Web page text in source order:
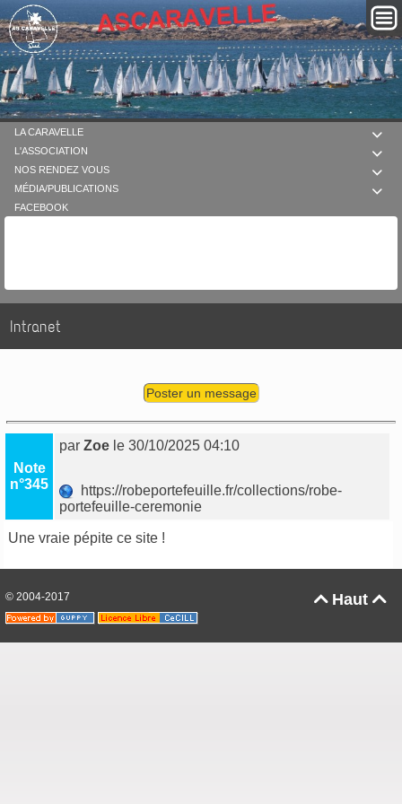

LA CARAVELLE

L'ASSOCIATION

NOS RENDEZ VOUS

MÉDIA/PUBLICATIONS
FACEBOOK
Intranet
Poster un message
Note
n°345
parZoe le 30/10/2025 04:10
https://robeportefeuille.fr/collections/robe-
portefeuille-ceremonie
Une vraie pépite ce site !
Haut 
© 2004-2017